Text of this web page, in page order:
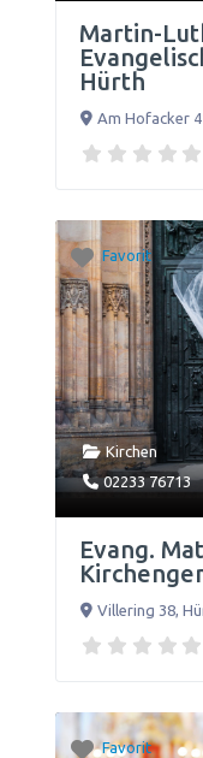
Martin-
Hürth
Am Hofacker
Favorit
Kirchen
02233 76713
Evang.
Villering 38,
Favorit